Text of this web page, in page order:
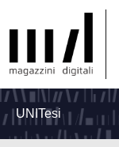
UNITesi